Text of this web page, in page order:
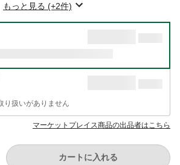
もっと見る (+2件)
り扱いがありません
マーケットプレイス商品の出品者はこちら
カートに入れる